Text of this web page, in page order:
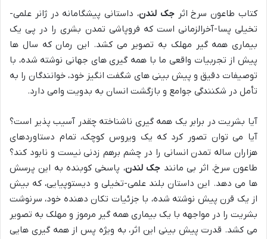
کتاب طاعون سرخ اثرجک لندن، داستانی پیشگامانه در ژانر علمی-
تخیلی پسا-آخرالزمانی است که فروپاشی تمدن بشری را در پی یک
بیماری همه گیر مهلک به تصویر می کشد. این رمان که سال ها
پیش از تجربیات واقعی ما با همه گیری های جهانی نوشته شده، با
توصیفات دقیق و پیش بینی های شگفت انگیز خود، خوانندگان را به
تأمل در شکنندگی جوامع و بازگشت انسان به بدویت وامی دارد.
آیا بشریت در برابر یک همه گیری ناشناخته چقدر آسیب پذیر است؟
آیا می توان تصور کرد که یک ویروس کوچک، تمام دستاوردهای
هزاران ساله تمدن انسانی را در چشم برهم زدنی نیست و نابود کند؟
طاعون سرخ، اثر بی مانند جک لندن، پاسخی کوبنده به این پرسش
ها می دهد. این داستان بلند علمی-تخیلی و دیستوپیایی، که بیش
از یک قرن پیش نوشته شده، با جزئیات تکان دهنده خود، سرنوشت
بشریت را در مواجهه با یک بیماری همه گیر مرموز و مهلک به تصویر
می کشد. قدرت پیش بینی این اثر، به ویژه پس از همه گیری هایی